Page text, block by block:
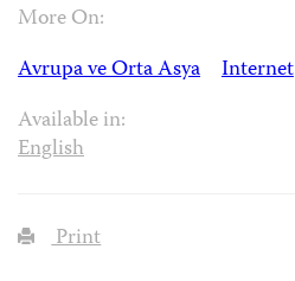
More On:
Avrupa ve Orta Asya
Internet
Available in:
English
Print